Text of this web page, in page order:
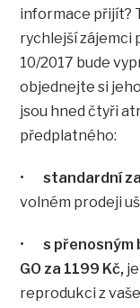
informace přijít?
rychlejší zájemci
10/2017 bude
objednejte si
jsou hned čtyři
předplatného:
•standardní
volném prodeji
•s přenosným
GO za 1199 Kč,
reprodukci z